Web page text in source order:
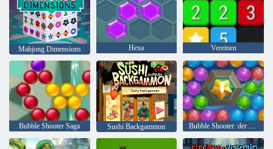
Mahjong Dimensions Hexa Vereinen
Bubble Shooter Saga Sushi Backgammon Bubble Shooter: der See